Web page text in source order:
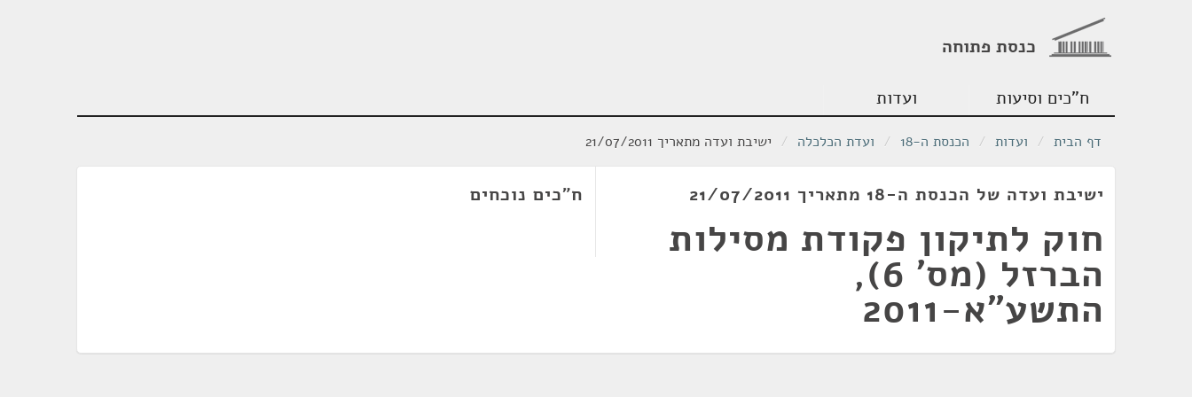
כנסת פתוחה
ח"כים וסיעות ועדות
דף הבית / ועדות / הכנסת ה-18 / ועדת הכלכלה / ישיבת ועדה מתאריך 21/07/2011
ישיבת ועדה של הכנסת ה-18 מתאריך 21/07/2011
חוק לתיקון פקודת מסילות
הברזל (מס' 6),
התשע"א-2011
ח"כים נוכחים